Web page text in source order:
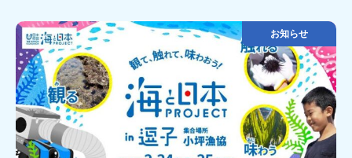
お知らせ